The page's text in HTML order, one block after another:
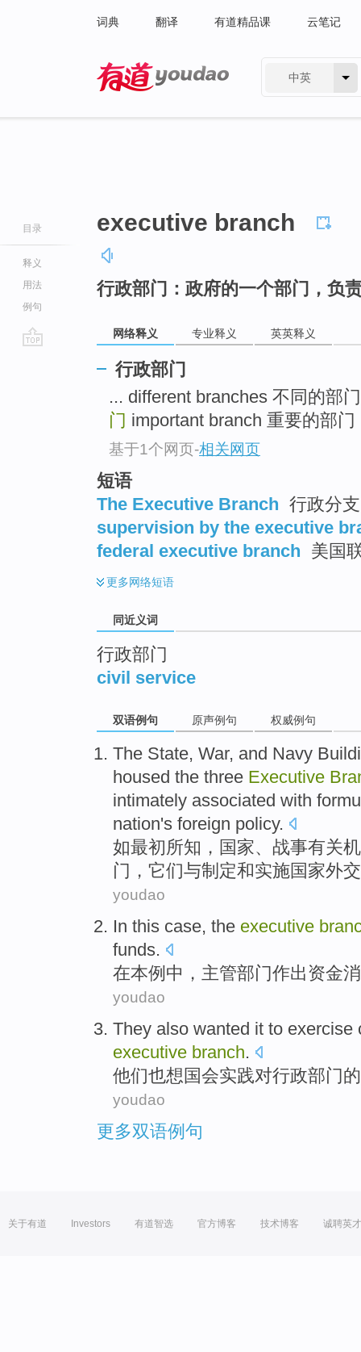
词典 翻译 有道精品课 云笔记
中英
目录
释义
用法
例句
executive branch
行政部门：政府的一个部门，负
网络释义 专业释义 英英释义
行政部门
... different branches 不同的部
门 important branch 重要的部门
基于1个网页-相关网页
短语
The Executive Branch 行政分支
supervision by the executive
federal executive branch 美国
更多网络短语
同近义词
行政部门
civil service
双语例句 原声例句 权威例句
The State, War, and Navy
housed the three Executive
intimately associated with
nation's foreign policy.
如最初所知 ， 国家、 战事有关
门 ，它们与制定和实施国家外交
youdao
In this case, the executive
funds.
在本例中 ， 主管部门作出资金
youdao
They also wanted it to exercise
executive branch.
他们也想 国会实践对行政部门的
youdao
更多双语例句
关于有道 Investors 有道智选 官方博客 技术博客 诚聘英才